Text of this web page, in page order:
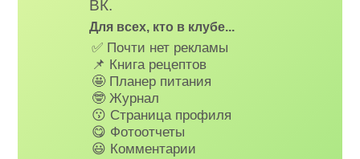
ВК.
Для всех, кто в клубе...
✅ Почти нет рекламы
📌 Книга рецептов
🤩 Планер питания
🤓 Журнал
😗 Страница профиля
😋 Фотоотчеты
😃 Комментарии